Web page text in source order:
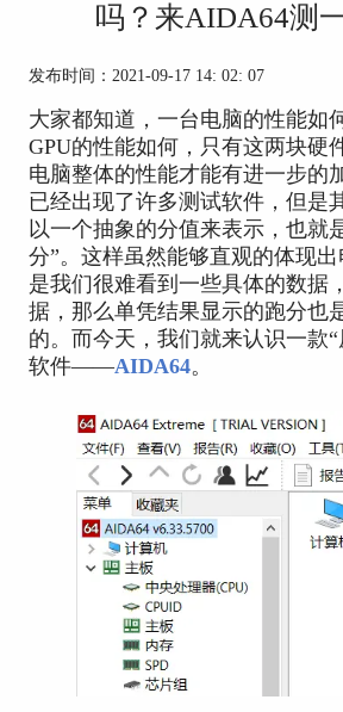
吗？来AIDA64测
发布时间：2021-09-17 14: 02: 07
大家都知道，一台电脑的性能如
GPU的性能如何，只有这两块硬
电脑整体的性能才能有进一步的
已经出现了许多测试软件，但是
以一个抽象的分值来表示，也就
分”。这样虽然能够直观的体现
是我们很难看到一些具体的数据
据，那么单凭结果显示的跑分也
的。而今天，我们就来认识一款
软件——AIDA64。